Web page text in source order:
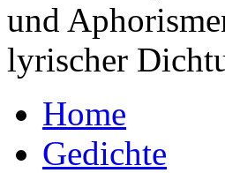
und
lyrischer
Home
Gedichte